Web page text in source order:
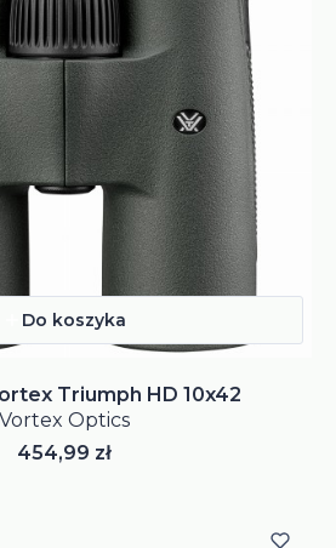
Do koszyka
Triumph HD 10x42
Vortex Optics
Cena
454,99 zł